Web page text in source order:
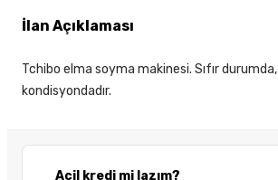
Acil kredi mi lazım?
İlan Açıklaması
Tchibo elma soyma makinesi. Sıfır
kondisyondadır.